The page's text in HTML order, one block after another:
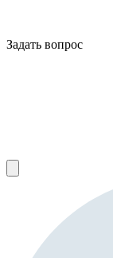
Задать вопрос